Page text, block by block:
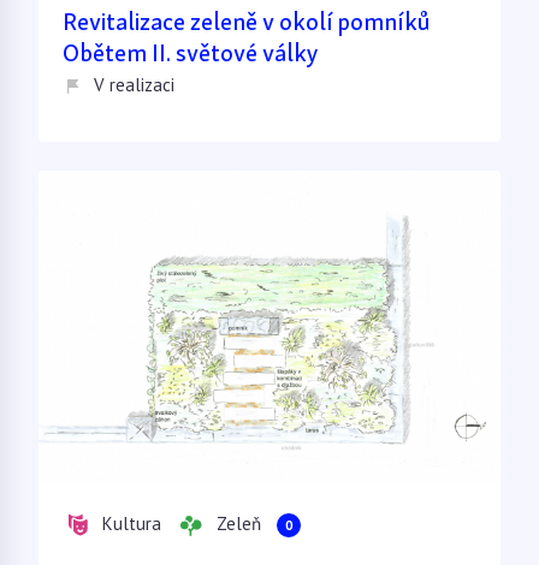
Revitalizace zeleně v okolí pomníků
Obětem II. světové války
V realizaci
Kultura Zeleň 0